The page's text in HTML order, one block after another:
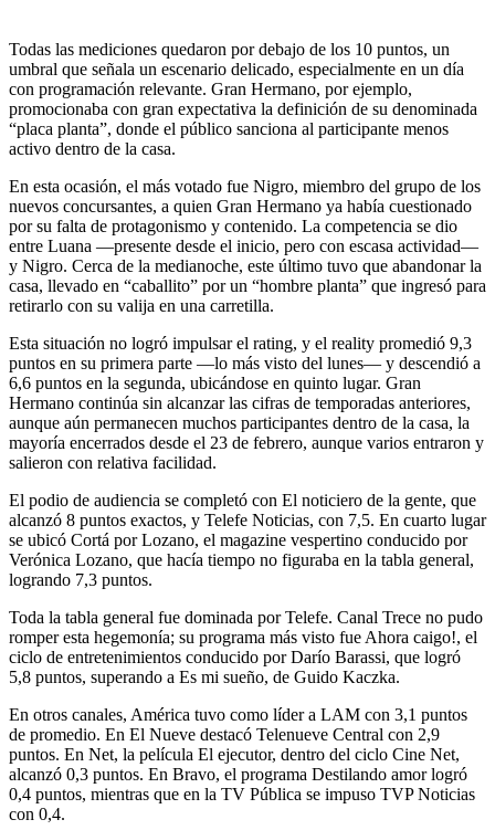
Todas las mediciones quedaron por debajo de los 10 puntos, un
umbral que señala un escenario delicado, especialmente en un día
con programación relevante. Gran Hermano, por ejemplo,
promocionaba con gran expectativa la definición de su denominada
“placa planta”, donde el público sanciona al participante menos
activo dentro de la casa.
En esta ocasión, el más votado fue Nigro, miembro del grupo de los
nuevos concursantes, a quien Gran Hermano ya había cuestionado
por su falta de protagonismo y contenido. La competencia se dio
entre Luana —presente desde el inicio, pero con escasa actividad—
y Nigro. Cerca de la medianoche, este último tuvo que abandonar la
casa, llevado en “caballito” por un “hombre planta” que ingresó para
retirarlo con su valija en una carretilla.
Esta situación no logró impulsar el rating, y el reality promedió 9,3
puntos en su primera parte —lo más visto del lunes— y descendió a
6,6 puntos en la segunda, ubicándose en quinto lugar. Gran
Hermano continúa sin alcanzar las cifras de temporadas anteriores,
aunque aún permanecen muchos participantes dentro de la casa, la
mayoría encerrados desde el 23 de febrero, aunque varios entraron y
salieron con relativa facilidad.
El podio de audiencia se completó con El noticiero de la gente, que
alcanzó 8 puntos exactos, y Telefe Noticias, con 7,5. En cuarto lugar
se ubicó Cortá por Lozano, el magazine vespertino conducido por
Verónica Lozano, que hacía tiempo no figuraba en la tabla general,
logrando 7,3 puntos.
Toda la tabla general fue dominada por Telefe. Canal Trece no pudo
romper esta hegemonía; su programa más visto fue Ahora caigo!, el
ciclo de entretenimientos conducido por Darío Barassi, que logró
5,8 puntos, superando a Es mi sueño, de Guido Kaczka.
En otros canales, América tuvo como líder a LAM con 3,1 puntos
de promedio. En El Nueve destacó Telenueve Central con 2,9
puntos. En Net, la película El ejecutor, dentro del ciclo Cine Net,
alcanzó 0,3 puntos. En Bravo, el programa Destilando amor logró
0,4 puntos, mientras que en la TV Pública se impuso TVP Noticias
con 0,4.